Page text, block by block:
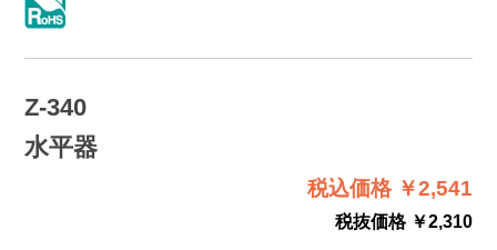
Z-340
水平器
税込価格 ￥2,541
税抜価格 ￥2,310